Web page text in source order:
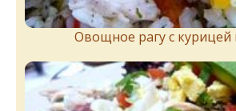
Овощное рагу с курицей